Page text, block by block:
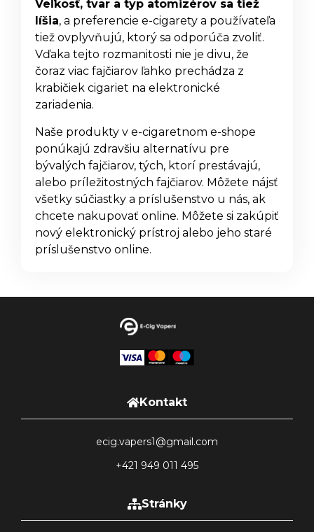
Veľkosť, tvar a typ atomizérov sa tiež
líšia, a preferencie e-cigarety a používateľa
tiež ovplyvňujú, ktorý sa odporúča zvoliť.
Vďaka tejto rozmanitosti nie je divu, že
čoraz viac fajčiarov ľahko prechádza z
krabičiek cigariet na elektronické
zariadenia.
Naše produkty v e-cigaretnom e-shope
ponúkajú zdravšiu alternatívu pre
bývalých fajčiarov, tých, ktorí prestávajú,
alebo príležitostných fajčiarov. Môžete nájsť
všetky súčiastky a príslušenstvo u nás, ak
chcete nakupovať online. Môžete si zakúpiť
nový elektronický prístroj alebo jeho staré
príslušenstvo online.
Kontakt
ecig.vapers1@gmail.com
+421 949 011 495
Stránky